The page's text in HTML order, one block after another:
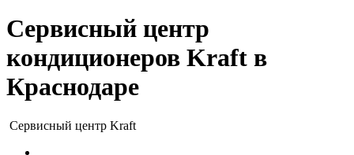
Сервисный центр
кондиционеров Kraft в
Краснодаре
Сервисный центр Kraft